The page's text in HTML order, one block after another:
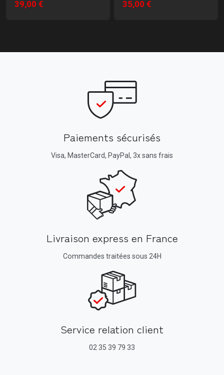
39,00 € 35,00 €
Paiements sécurisés
Visa, MasterCard, PayPal, 3x sans frais
Livraison express en France
Commandes traitées sous 24H
Service relation client
02 35 39 79 33